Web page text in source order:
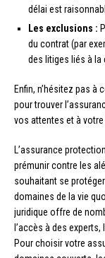
délai est
Les exclusions :
du contrat (par
des litiges liés à la
Enfin, n’hésitez pas
pour trouver
vos attentes et à votre
L’assurance
prémunir contre les
souhaitant se
domaines de la vie
juridique offre de
l’accès à des
Pour choisir votre